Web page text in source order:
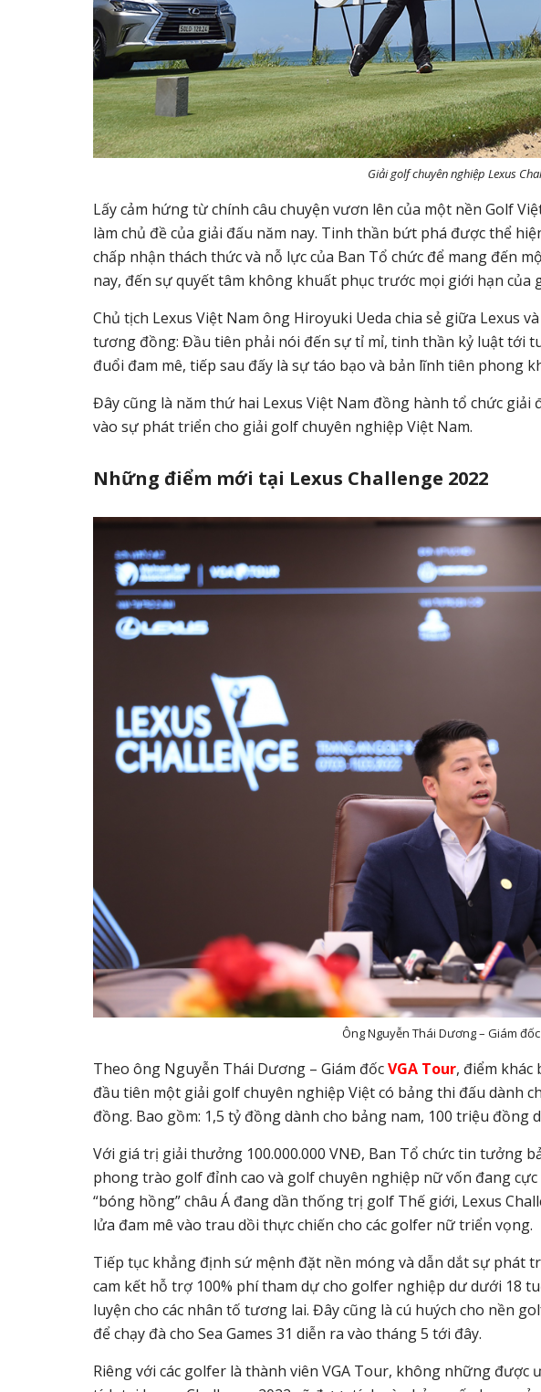
Giải golf chuyên nghiệp Lexus
Lấy cảm hứng từ chính câu chuyện vươn lên của một nền Golf
làm chủ đề của giải đấu năm nay. Tinh thần bứt phá được thể
chấp nhận thách thức và nỗ lực của Ban Tổ chức để mang đến
nay, đến sự quyết tâm không khuất phục trước mọi giới hạn của
Chủ tịch Lexus Việt Nam ông Hiroyuki Ueda chia sẻ giữa Lexus
tương đồng: Đầu tiên phải nói đến sự tỉ mỉ, tinh thần kỷ luật tới
đuổi đam mê, tiếp sau đấy là sự táo bạo và bản lĩnh tiên phong
Đây cũng là năm thứ hai Lexus Việt Nam đồng hành tổ chức giải
vào sự phát triển cho giải golf chuyên nghiệp Việt Nam.
Những điểm mới tại Lexus Challenge 2022
Ông Nguyễn Thái Dương – Giám
Theo ông Nguyễn Thái Dương – Giám đốcVGA Tour, điểm khác
đầu tiên một giải golf chuyên nghiệp Việt có bảng thi đấu dành
đồng. Bao gồm: 1,5 tỷ đồng dành cho bảng nam, 100 triệu đồng
Với giá trị giải thưởng 100.000.000 VNĐ, Ban Tổ chức tin tưởng
phong trào golf đỉnh cao và golf chuyên nghiệp nữ vốn đang
“bóng hồng” châu Á đang dần thống trị golf Thế giới, Lexus
lửa đam mê vào trau dồi thực chiến cho các golfer nữ triển vọng.
Tiếp tục khẳng định sứ mệnh đặt nền móng và dẫn dắt sự phát
cam kết hỗ trợ 100% phí tham dự cho golfer nghiệp dư dưới 18
luyện cho các nhân tố tương lai. Đây cũng là cú huých cho nền
để chạy đà cho Sea Games 31 diễn ra vào tháng 5 tới đây.
Riêng với các golfer là thành viên VGA Tour, không những